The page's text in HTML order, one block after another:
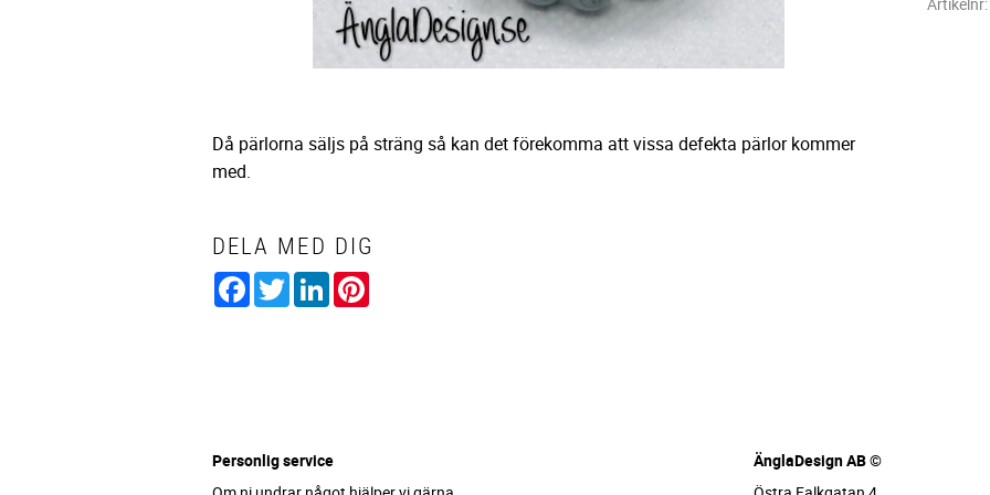
Då pärlorna säljs på sträng så kan det förekomma att vissa defekta pärlor kommer
med.
DELA MED DIG
Facebook
TwitterLinkedIn
Personlig service
ÄnglaDesign AB ©